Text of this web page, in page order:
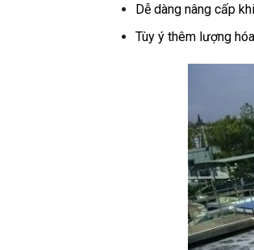
Dễ dàng nâng cấp
Tùy ý thêm lượng